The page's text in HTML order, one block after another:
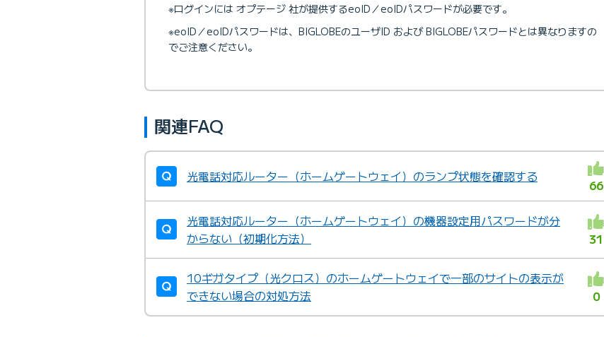
※ログインには オプテージ 社が提供するeoID／eoIDパスワードが必要です。
※eoID／eoIDパスワードは、BIGLOBEのユーザID および BIGLOBEパスワードとは異なりますの
でご注意ください。
関連FAQ
光電話対応ルーター（ホームゲートウェイ）のランプ状態を確認する
66
光電話対応ルーター（ホームゲートウェイ）の機器設定用パスワードが分
からない（初期化方法）
31
10ギガタイプ（光クロス）のホームゲートウェイで一部のサイトの表示が
できない場合の対処方法
0